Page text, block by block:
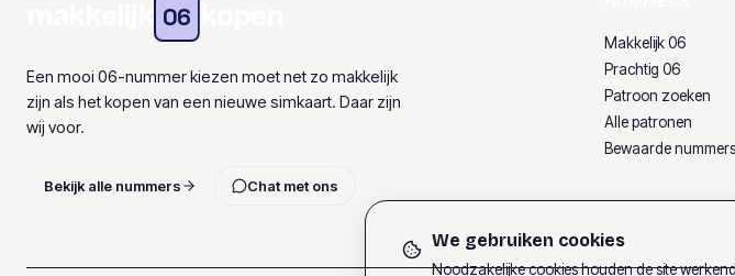
06
Een mooi 06-nummer kiezen moet net zo makkelijk
zijn als het kopen van een nieuwe simkaart. Daar zijn
wij voor.
Bekijk alle nummers Chat met ons
Makkelijk 06
Prachtig 06
Patroon zoeken
Alle patronen
Bewaarde nummers
We gebruiken cookies
Noodzakelijke cookies houden de site